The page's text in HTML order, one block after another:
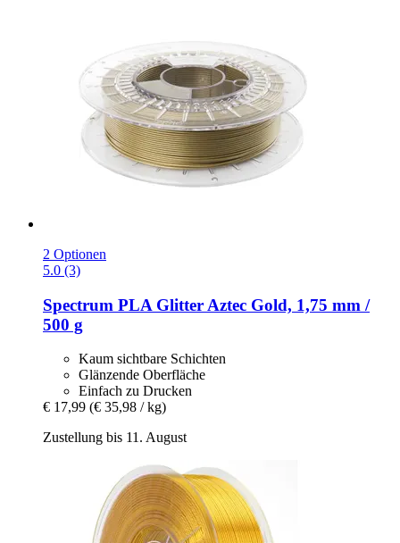
2 Optionen
5.0 (3)
Spectrum PLA Glitter Aztec Gold, 1,75 mm /
500 g
Kaum sichtbare Schichten
Glänzende Oberfläche
Einfach zu Drucken
€ 17,99 (€ 35,98 / kg)
Zustellung bis 11. August